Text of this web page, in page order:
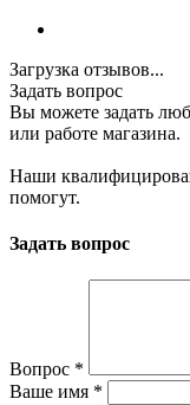
Загрузка отзывов...
Задать вопрос
Вы можете задать
или работе магазина.
Наши
помогут.
Задать вопрос
Вопрос *
Ваше имя *